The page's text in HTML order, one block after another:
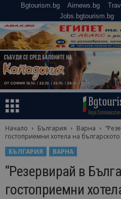
Bgtourism.bg Airnews.bg
Jobs.bgtourism.bg
Начало България Варна
гостоприемни хотела на
БЪЛГАРИЯ
ВАРНА
“Резервирай в
гостоприемни